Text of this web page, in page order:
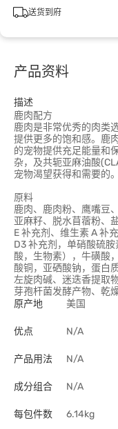
送货到府
产品资料
描述
鹿肉配方
鹿肉是非常优秀的肉类
提供更多的饱和感。鹿
的宠物提供充足能量和
杂，及共轭亚麻油酸
宠物渴望获得和需要的。
原料
鹿肉、鹿肉粉、鹰嘴豆
亚麻籽、脱水苜蓿粉、
E 补充剂、维生素 A 补
D3 补充剂，单硝酸硫
酸，生物素），牛磺酸
酸铜，亚硒酸钠，蛋白
左旋肉碱、迷迭香提取
芽孢杆菌发酵产物、乾
原产地
美国
优点 N/A
产品用法 N/A
成分组合 N/A
每包件数 6.14kg